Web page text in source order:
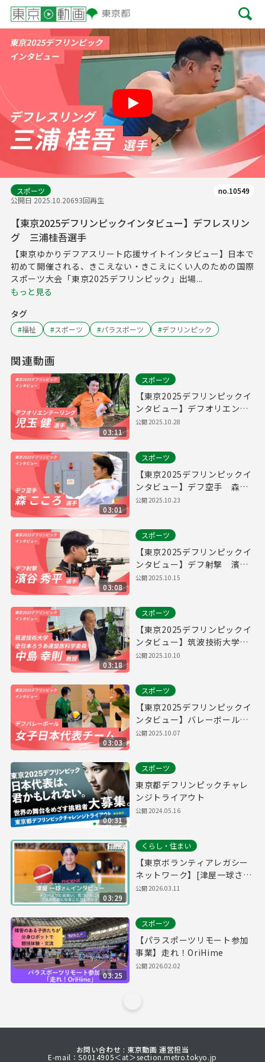
Play
スポーツ
公開日 2025.10.20693回再生
no.10549
【東京2025デフリンピックインタビュー】デフレスリン
グ 三浦桂吾選手
【東京ゆかりデフアスリート応援サイトインタビュー】日本で
初めて開催される、きこえない・きこえにくい人のための国際
スポーツ大会「東京2025デフリンピック」出場...
もっと見る
タグ
#福祉 #スポーツ #パラスポーツ #デフリンピック
関連動画
03:11
スポーツ
【東京2025デフリンピックイ
ンタビュー】デフオリエンテ
ーリング 児玉健選手
公開2025.10.28
03:01
スポーツ
【東京2025デフリンピックイ
ンタビュー】デフ空手 森こ
ころ選手
公開2025.10.23
03:08
スポーツ
【東京2025デフリンピックイ
ンタビュー】デフ射撃 濱谷
秀平選手
公開2025.10.15
03:18
スポーツ
【東京2025デフリンピックイ
ンタビュー】筑波技術大学教
員・全日本ろうあ連盟医科学
公開2025.10.10
03:03
スポーツ
【東京2025デフリンピックイ
ンタビュー】バレーボール女
子日本代表チーム
公開2025.10.07
00:31
スポーツ
東京都デフリンピックチャレ
ンジトライアウト
公開2024.05.16
03:29
くらし・住まい
【東京ボランティアレガシー
ネットワーク】[津屋一球さ
ん]デフバスケと出会い、気づ
公開2026.03.11
03:25
スポーツ
【パラスポーツリモート参加
事業】走れ！OriHime
公開2026.02.02
お問い合わせ : 東京動画 運営担当
E-mail：S0014905＜at＞section.metro.tokyo.jp